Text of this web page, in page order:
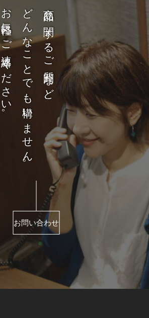
商品に関するご質問など、
どんなことでも構いません。
お気軽にご連絡ください。
お問い合わせ